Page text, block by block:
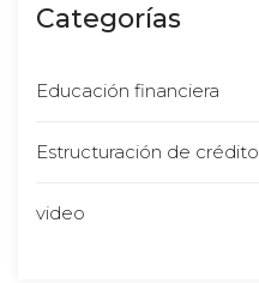
Categoría
Educación financiera
Estructuración de crédito
video